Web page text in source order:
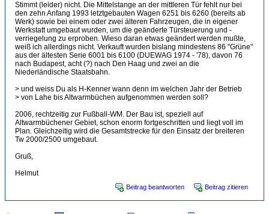
Stimmt (leider) nicht. Die Mittelstange an der mittleren Tür fehlt nur bei
den zehn Anfang 1993 letztgebauten Wagen 6251 bis 6260 (bereits ab
Werk) sowie bei einem oder zwei älteren Fahrzeugen, die in eigener
Werkstatt umgebaut wurden, um die geänderte Türsteuerung und -
verriegelung zu erproben. Wieso daran etwas geändert werden mußte,
weiß ich allerdings nicht. Verkauft wurden bislang mindestens 86 "Grüne"
aus der ältesten Serie 6001 bis 6100 (DUEWAG 1974 - '78), davon 76
nach Budapest, acht (?) nach Den Haag und zwei an die
Niederländische Staatsbahn.
> und weiss Du als H-Kenner wann denn im welchen Jahr der Betrieb
> von Lahe bis Altwarmbüchen aufgenommen werden soll?
2006, rechtzeitig zur Fußball-WM. Der Bau ist, speziell auf
Altwarmbüchener Gebiet, schon enorm fortgeschritten und liegt voll im
Plan. Gleichzeitig wird die Gesamtstrecke für den Einsatz der breiteren
Tw 2000/2500 umgebaut.
Gruß,
Helmut
Beitrag beantworten Beitrag zitieren